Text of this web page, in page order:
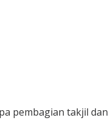
pembagian takjil